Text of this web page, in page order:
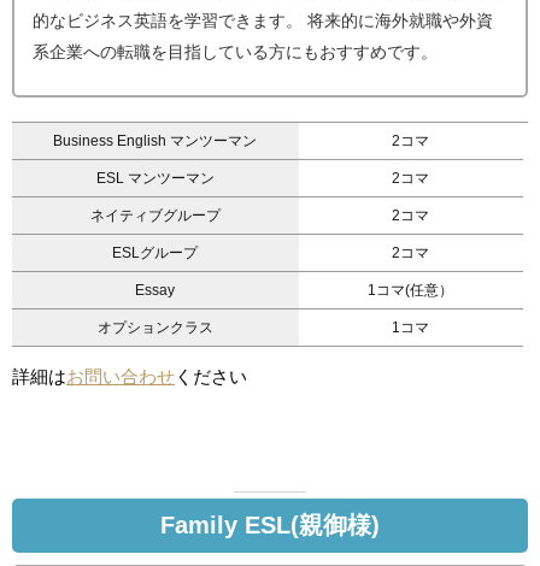
的なビジネス英語を学習できます。 将来的に海外就職や外資
系企業への転職を目指している方にもおすすめです。
Business English マンツーマン 2コマ
ESL マンツーマン 2コマ
ネイティブグループ 2コマ
ESLグループ 2コマ
Essay 1コマ(任意）
オプションクラス 1コマ
詳細はお問い合わせ ください
Family ESL(親御様)